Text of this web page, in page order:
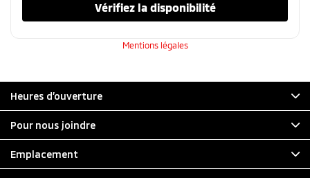
Vérifiez la disponibilité
Mentions légales
Heures d’ouverture
Pour nous joindre
Emplacement